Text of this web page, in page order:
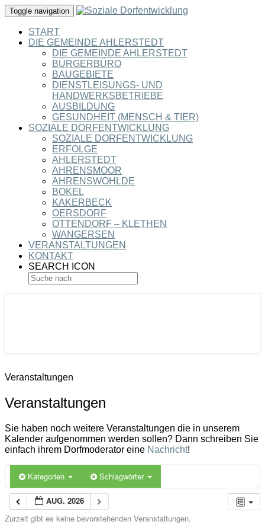
Toggle navigation
START
DIE GEMEINDE AHLERSTEDT
DIE GEMEINDE AHLERSTEDT
BÜRGERBÜRO
BAUGEBIETE
DIENSTLEISUNGS- UND
HANDWERKSBETRIEBE
AUSBILDUNG
GESUNDHEIT (MENSCH & TIER)
SOZIALE DORFENTWICKLUNG
SOZIALE DORFENTWICKLUNG
ERFOLGE
AHLERSTEDT
AHRENSMOOR
AHRENSWOHLDE
BOKEL
KAKERBECK
OERSDORF
OTTENDORF – KLETHEN
WANGERSEN
VERANSTALTUNGEN
KONTAKT
SEARCH ICON
Veranstaltungen
Veranstaltungen
Sie haben noch weitere Veranstaltungen die in unserem
Kalender aufgenommen werden sollen? Dann schreiben Sie
einfach ihrem Dorfmoderator eine Nachricht!
Kategorien Schlagwörter
AUG. 2026
Zurzeit gibt es keine bevorstehenden Veranstaltungen.